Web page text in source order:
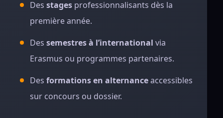
Des stages professionnalisants dès la
première année.
Des semestres à l’international via
Erasmus ou programmes partenaires.
Des formations en alternanceaccessibles
sur concours ou dossier.